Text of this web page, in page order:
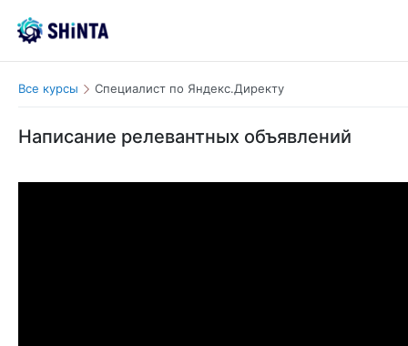
Все курсы Специалист по Яндекс.Директу
Написание релевантных объявлений